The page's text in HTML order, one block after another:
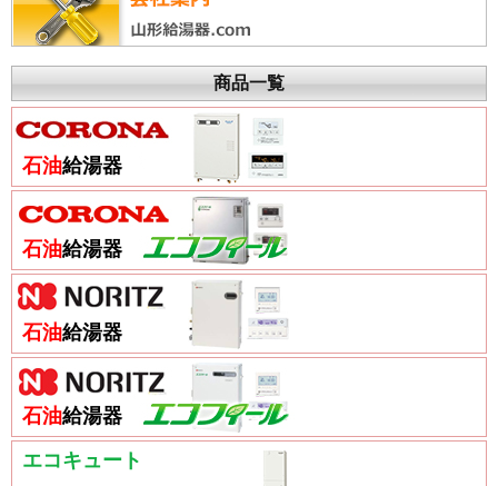
商品一覧
石油給湯器
石油給湯器
石油給湯器
石油給湯器
エコキュート